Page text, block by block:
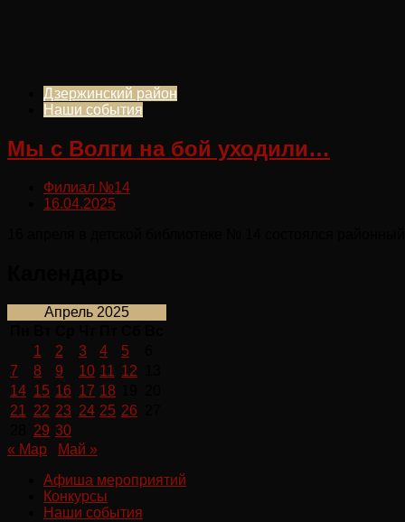
Дзержинский район
Наши события
Мы с Волги на бой уходили…
Филиал №14
16.04.2025
Апрель 2025
1
2 3 4 5
7
8 9 10 11 12
14 15 16 17 18
21 22 23 24 25 26
29 30
« Мар
Май »
Афиша мероприятий
Конкурсы
Наши события